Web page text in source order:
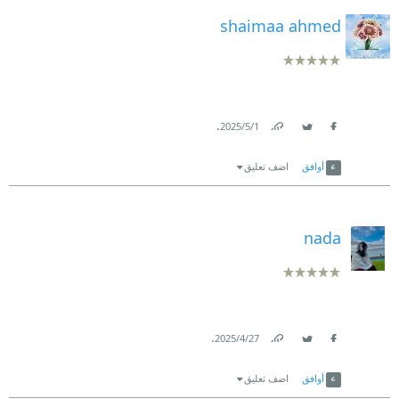
shaimaa ahmed
1‏/5‏/2025
.
أوافق اضف تعليق
nada
27‏/4‏/2025
.
أوافق اضف تعليق